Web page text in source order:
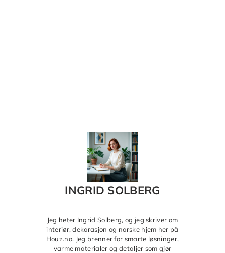
INGRID SOLBERG
Jeg heter Ingrid Solberg, og jeg skriver om
interiør, dekorasjon og norske hjem her på
Houz.no. Jeg brenner for smarte løsninger,
varme materialer og detaljer som gjør